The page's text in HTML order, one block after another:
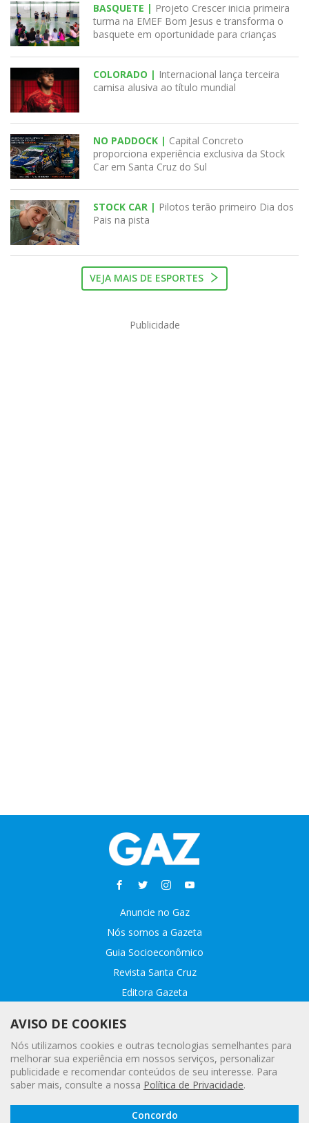
Leia a
BASQUETE | Projeto Crescer inicia primeira
turma na EMEF Bom Jesus e transforma o
basquete em oportunidade para crianças
COLORADO | Internacional lança terceira
camisa alusiva ao título mundial
NO PADDOCK | Capital Concreto
proporciona experiência exclusiva da Stock
Car em Santa Cruz do Sul
STOCK CAR | Pilotos terão primeiro Dia dos
Pais na pista
VEJA MAIS DE ESPORTES
Publicidade
Anuncie no Gaz
Nós somos a Gazeta
Guia Socioeconômico
Revista Santa Cruz
Editora Gazeta
Fale conosco
Webmail
Assinatura Premiada
Política Geral de Privacidade e Proteção
AVISO DE COOKIES
Nós utilizamos cookies e outras tecnologias semelhantes para
melhorar sua experiência em nossos serviços, personalizar
publicidade e recomendar conteúdos de seu interesse. Para
saber mais, consulte a nossa Política de Privacidade.
Concordo